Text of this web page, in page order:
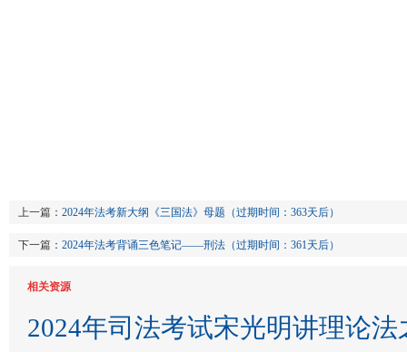
上一篇： 2024‮法年‬考新大纲《三国法》母题（过期时间：363天后）
下一篇： 2024年法考背诵三色笔记——刑法（过期时间：361天后）
相关资源
2024年司法考试宋光明讲理论